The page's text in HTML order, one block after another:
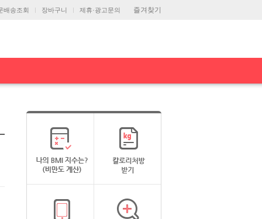
즐겨찾기
배송조회 장바구니 제휴·광고문의